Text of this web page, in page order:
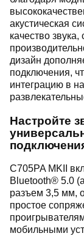
акустическая
качество звука,
дизайн
подключения,
интеграцию в
Настройте
C705PA MKII
Bluetooth® 5.0
разъем 3,5 мм,
простое
мобильными